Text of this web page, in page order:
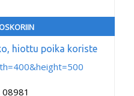
hiottu poika koriste
08981